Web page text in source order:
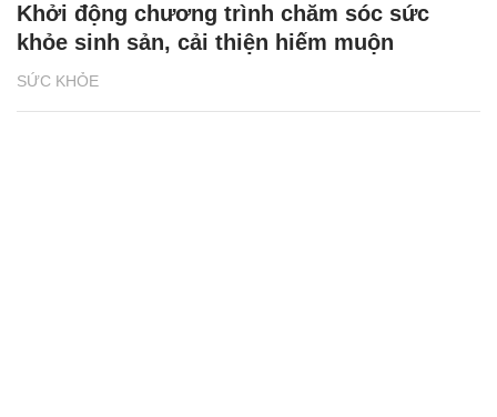
SỨC KHỎE
Khởi động chương trình chăm sóc sức
khỏe sinh sản, cải thiện hiếm muộn